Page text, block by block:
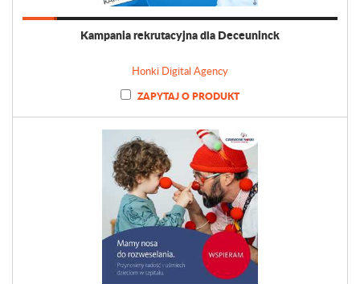
Kampania rekrutacyjna dla Deceuninck
Honki Digital Agency
ZAPYTAJ O PRODUKT